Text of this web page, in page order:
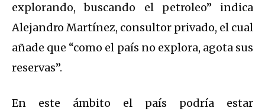
explorando, buscando el petroleo” indica
Alejandro Martínez, consultor privado, el cual
añade que “como el país no explora, agota sus
reservas”.
En este ámbito el país podría estar